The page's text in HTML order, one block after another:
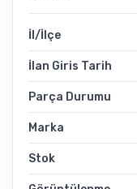
İl/İlçe
İlan Giris Tarih
Parça Durumu
Marka
Stok